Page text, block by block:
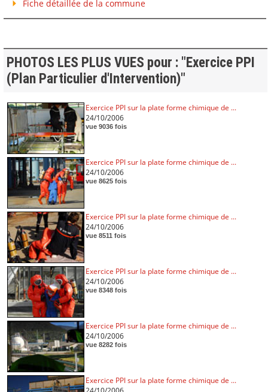
Fiche détaillée de la commune
PHOTOS LES PLUS VUES pour : "Exercice PPI
(Plan Particulier d'Intervention)"
Exercice PPI sur la plate forme chimique de ...
24/10/2006
vue 9036 fois
Exercice PPI sur la plate forme chimique de ...
24/10/2006
vue 8625 fois
Exercice PPI sur la plate forme chimique de ...
24/10/2006
vue 8511 fois
Exercice PPI sur la plate forme chimique de ...
24/10/2006
vue 8348 fois
Exercice PPI sur la plate forme chimique de ...
24/10/2006
vue 8282 fois
Exercice PPI sur la plate forme chimique de ...